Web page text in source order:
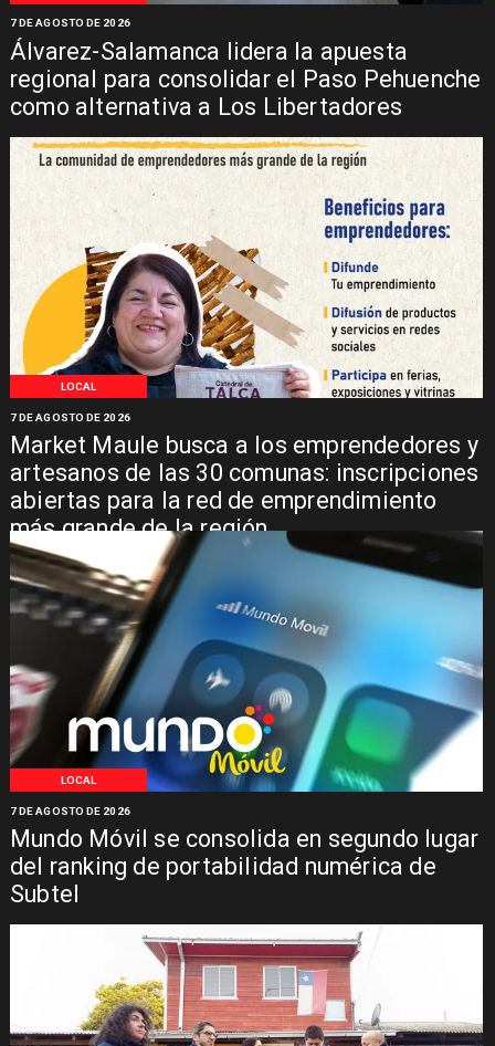
Álvarez-Salamanca lidera la apuesta
regional para consolidar el Paso Pehuenche
como alternativa a Los Libertadores
7 DE AGOSTO DE 2026
LOCAL
Market Maule busca a los emprendedores y
artesanos de las 30 comunas: inscripciones
abiertas para la red de emprendimiento
más grande de la región
7 DE AGOSTO DE 2026
LOCAL
Mundo Móvil se consolida en segundo lugar
del ranking de portabilidad numérica de
Subtel
7 DE AGOSTO DE 2026